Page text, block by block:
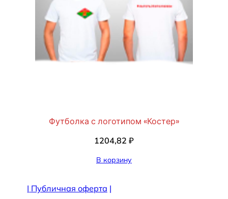
Футболка с логотипом «Костер»
1204,82 ₽
В корзину
| Публичная оферта |